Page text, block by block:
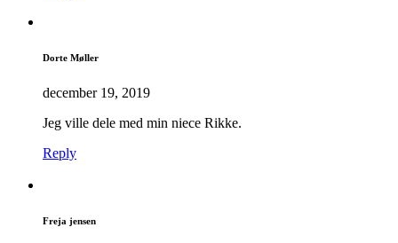
Dorte Møller
december 19, 2019
Jeg ville dele med min niece Rikke.
Reply
Freja jensen